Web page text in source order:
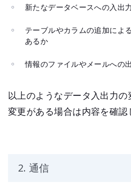
新たなデータベースへの入出
テーブルやカラムの追加によ
あるか
情報のファイルやメールへの
以上のようなデータ入出力の
変更がある場合は内容を確認
2. 通信